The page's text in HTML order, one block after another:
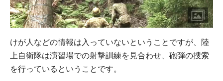
けが人などの情報は入っていないということですが、陸
上自衛隊は演習場での射撃訓練を見合わせ、砲弾の捜索
を行っているということです。